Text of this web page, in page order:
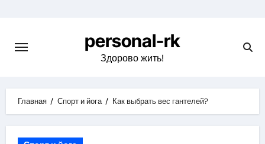
содержимому
personal-rk
Здорово жить!
Главная Спорт и йога Как выбрать вес гантелей?